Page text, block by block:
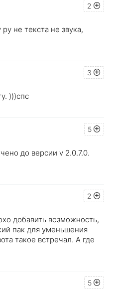
2
не текста не звука,
3
)))спс
5
до версии v 2.0.7.0.
2
добавить возможность,
пак для уменьшения
такое встречал. А где
5